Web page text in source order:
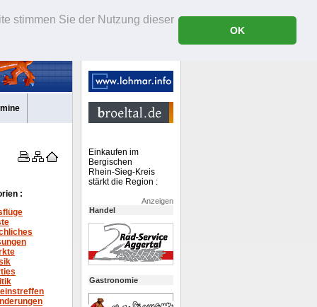
stimmen Sie der Nutzung dieser
OK
:
Einkaufen im
Bergischen
Rhein-Sieg-Kreis
stärkt die Region :
Anzeigen
Handel
Gastronomie